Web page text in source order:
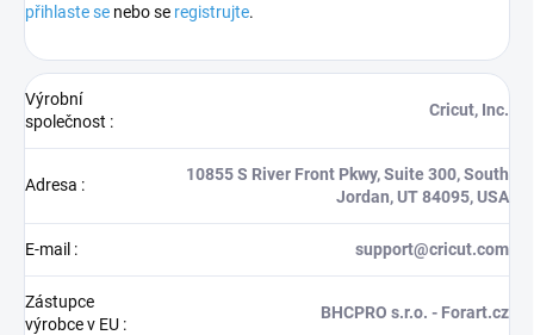
přihlaste se nebo se registrujte.
Výrobní
společnost :
Cricut, Inc.
Adresa :
10855 S River Front Pkwy, Suite 300, South
Jordan, UT 84095, USA
E-mail : support@cricut.com
Zástupce
výrobce v EU :
BHCPRO s.r.o. - Forart.cz